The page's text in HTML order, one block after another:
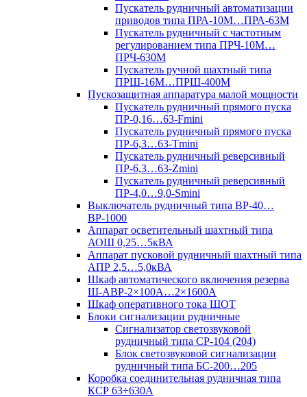
Пускатель рудничный автоматизации
приводов типа ПРА-10М…ПРА-63М
Пускатель рудничный с частотным
регулированием типа ПРЧ-10М…
ПРЧ-630М
Пускатель ручной шахтный типа
ПРШ-16М…ПРШ-400М
Пускозащитная аппаратура малой мощности
Пускатель рудничный прямого пуска
ПР-0,16…63-Fmini
Пускатель рудничный прямого пуска
ПР-6,3…63-Tmini
Пускатель рудничный реверсивный
ПР-6,3…63-Zmini
Пускатель рудничный реверсивный
ПР-4,0…9,0-Smini
Выключатель рудничный типа ВР-40…
ВР-1000
Аппарат осветительный шахтный типа
АОШ 0,25…5кВА
Аппарат пусковой рудничный шахтный типа
АПР 2,5…5,0кВА
Шкаф автоматического включения резерва
Ш-АВР-2×100А…2×1600А
Шкаф оперативного тока ШОТ
Блоки сигнализации рудничные
Сигнализатор светозвуковой
рудничный типа СР-104 (204)
Блок светозвуковой сигнализации
рудничный типа БС-200…205
Коробка соединительная рудничная типа
КСР 63÷630А